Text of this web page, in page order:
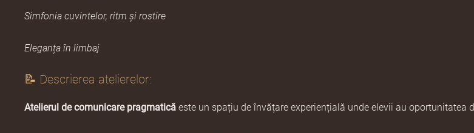
Simfonia cuvintelor, ritm și rostire
Eleganța în limbaj
📝 Descrierea atelierelor:
Atelierul de comunicare pragmatică este un spațiu de învățare experiențială unde elevii au